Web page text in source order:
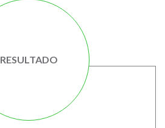
RESULTADO